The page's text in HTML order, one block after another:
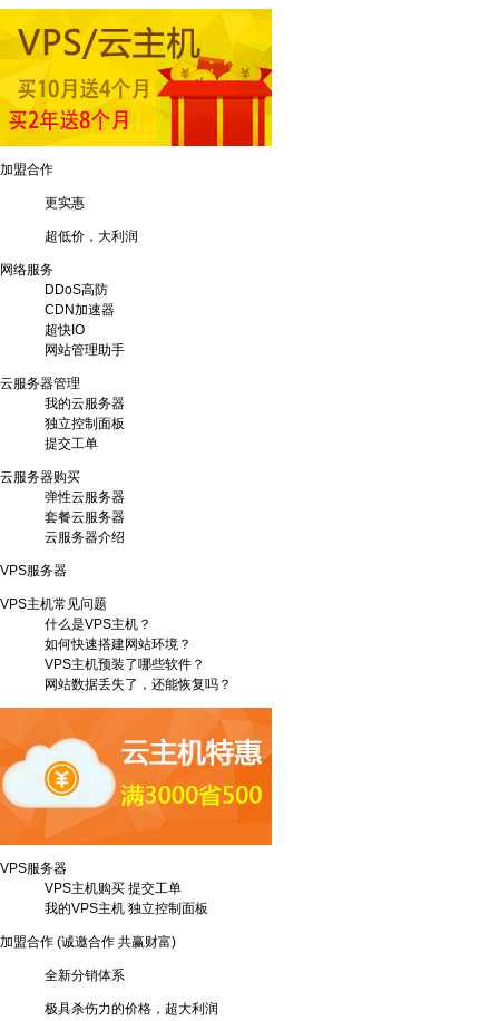
加盟合作
更实惠
超低价，大利润
网络服务
DDoS高防
CDN加速器
超快IO
网站管理助手
云服务器管理
我的云服务器
独立控制面板
提交工单
云服务器购买
弹性云服务器
套餐云服务器
云服务器介绍
VPS服务器
VPS主机常见问题
什么是VPS主机？
如何快速搭建网站环境？
VPS主机预装了哪些软件？
网站数据丢失了，还能恢复吗？
VPS服务器
VPS主机购买 提交工单
我的VPS主机 独立控制面板
加盟合作 (诚邀合作 共赢财富)
全新分销体系
极具杀伤力的价格，超大利润